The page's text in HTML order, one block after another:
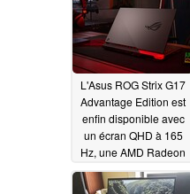
08/05/2021
L'Asus ROG Strix G17
Advantage Edition est
enfin disponible avec
un écran QHD à 165
Hz, une AMD Radeon
RX 6800M, et plus
encore06/01/2021